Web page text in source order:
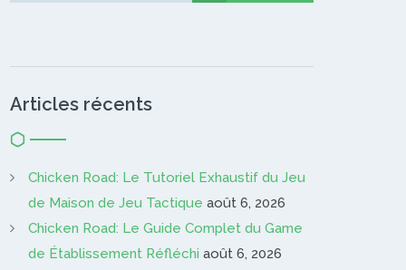
Articles récents
Chicken Road: Le Tutoriel Exhaustif du Jeu
de Maison de Jeu Tactique août 6, 2026
Chicken Road: Le Guide Complet du Game
de Établissement Réfléchi août 6, 2026